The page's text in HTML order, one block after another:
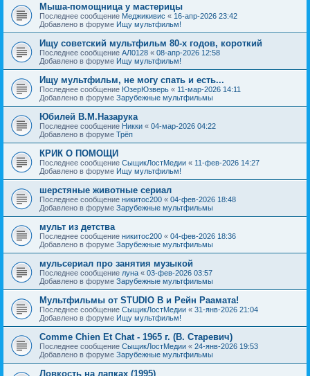
Мыша-помощница у мастерицы
Последнее сообщение Меджикивис « 16-апр-2026 23:42
Добавлено в форуме Ищу мультфильм!
Ищу советский мультфильм 80-х годов, короткий
Последнее сообщение АЛ0128 « 08-апр-2026 12:58
Добавлено в форуме Ищу мультфильм!
Ищу мультфильм, не могу спать и есть...
Последнее сообщение ЮзерЮзверь « 11-мар-2026 14:11
Добавлено в форуме Зарубежные мультфильмы
Юбилей В.М.Назарука
Последнее сообщение Никки « 04-мар-2026 04:22
Добавлено в форуме Трёп
КРИК О ПОМОЩИ
Последнее сообщение СыщикЛостМедии « 11-фев-2026 14:27
Добавлено в форуме Ищу мультфильм!
шерстяные животные сериал
Последнее сообщение никитос200 « 04-фев-2026 18:48
Добавлено в форуме Зарубежные мультфильмы
мульт из детства
Последнее сообщение никитос200 « 04-фев-2026 18:36
Добавлено в форуме Зарубежные мультфильмы
мульсериал про занятия музыкой
Последнее сообщение луна « 03-фев-2026 03:57
Добавлено в форуме Зарубежные мультфильмы
Мультфильмы от STUDIO B и Рейн Раамата!
Последнее сообщение СыщикЛостМедии « 31-янв-2026 21:04
Добавлено в форуме Ищу мультфильм!
Comme Chien Et Chat - 1965 г. (В. Старевич)
Последнее сообщение СыщикЛостМедии « 24-янв-2026 19:53
Добавлено в форуме Зарубежные мультфильмы
Ловкость на лапках (1995)